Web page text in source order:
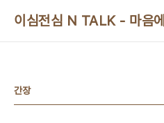
이심전심 N TALK - 마음
간장